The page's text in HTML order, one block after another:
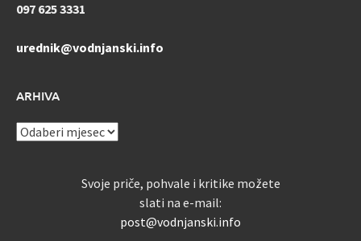
097 625 3331
urednik@vodnjanski.info
ARHIVA
ARHIVA
Svoje priče, pohvale i kritike možete
slati na e-mail:
post@vodnjanski.info